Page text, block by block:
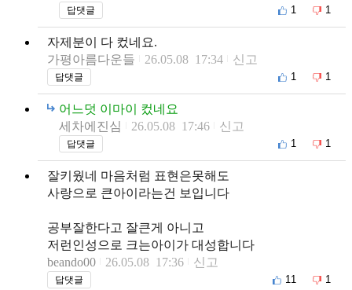
답댓글 1 1
자제분이 다 컸네요.
가평아름다운들
26.05.08 17:34 신고
답댓글 1 1
어느덧 이마이 컸네요
세차에진심
26.05.08 17:46 신고
답댓글 1 1
잘키웠네 마음처럼 표현은못해도
사랑으로 큰아이라는건 보입니다
공부잘한다고 잘큰게 아니고
저런인성으로 크는아이가 대성합니다
beando00
26.05.08 17:36 신고
답댓글 11 1